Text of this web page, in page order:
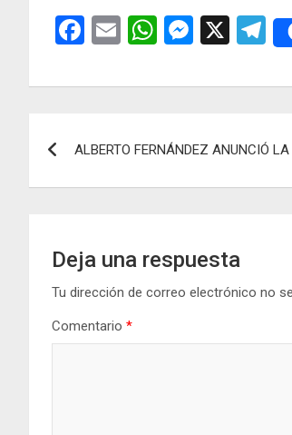
F
ce
o
E
ail
W
at
A
M
se
g
X
T
el
e
a
de
ALBERTO FERNÁNDEZ ANUNCIÓ
Deja una respuesta
Tu dirección de correo electrónico no
Comentario *